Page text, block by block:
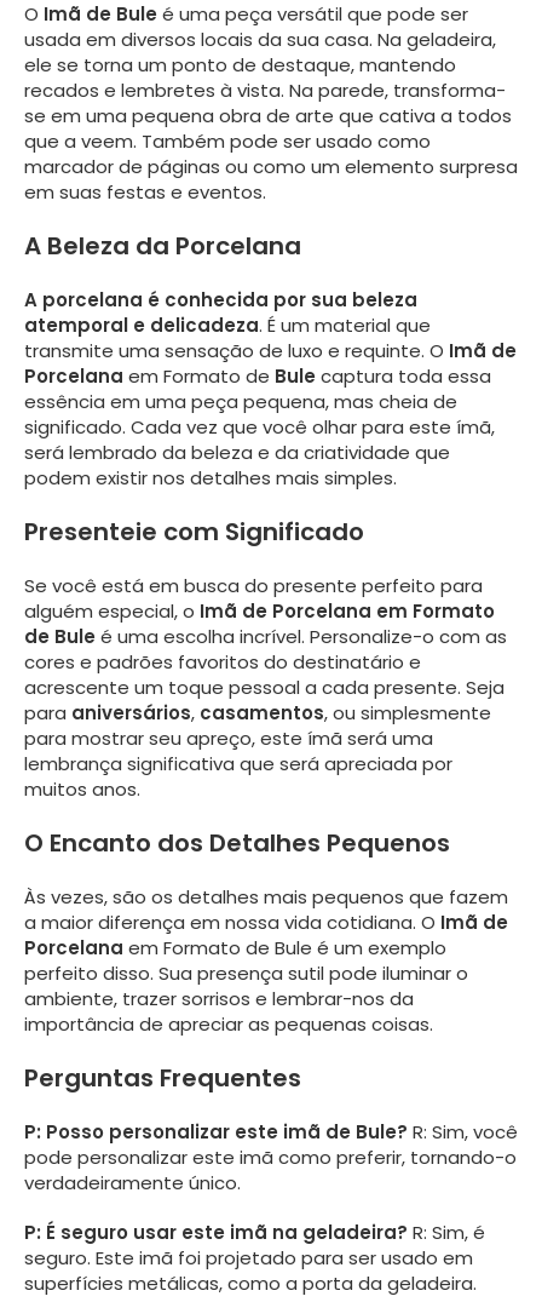
O Imã de Bule é uma peça versátil que pode ser
usada em diversos locais da sua casa. Na geladeira,
ele se torna um ponto de destaque, mantendo
recados e lembretes à vista. Na parede, transforma-
se em uma pequena obra de arte que cativa a todos
que a veem. Também pode ser usado como
marcador de páginas ou como um elemento surpresa
em suas festas e eventos.
A Beleza da Porcelana
A porcelana é conhecida por sua beleza
atemporal e delicadeza. É um material que
transmite uma sensação de luxo e requinte. O Imã de
Porcelana em Formato de Bule captura toda essa
essência em uma peça pequena, mas cheia de
significado. Cada vez que você olhar para este ímã,
será lembrado da beleza e da criatividade que
podem existir nos detalhes mais simples.
Presenteie com Significado
Se você está em busca do presente perfeito para
alguém especial, o Imã de Porcelana em Formato
de Bule é uma escolha incrível. Personalize-o com as
cores e padrões favoritos do destinatário e
acrescente um toque pessoal a cada presente. Seja
para aniversários, casamentos, ou simplesmente
para mostrar seu apreço, este ímã será uma
lembrança significativa que será apreciada por
muitos anos.
O Encanto dos Detalhes Pequenos
Às vezes, são os detalhes mais pequenos que fazem
a maior diferença em nossa vida cotidiana. O Imã de
Porcelana em Formato de Bule é um exemplo
perfeito disso. Sua presença sutil pode iluminar o
ambiente, trazer sorrisos e lembrar-nos da
importância de apreciar as pequenas coisas.
Perguntas Frequentes
P: Posso personalizar este imã de Bule? R: Sim, você
pode personalizar este imã como preferir, tornando-o
verdadeiramente único.
P: É seguro usar este imã na geladeira? R: Sim, é
seguro. Este imã foi projetado para ser usado em
superfícies metálicas, como a porta da geladeira.